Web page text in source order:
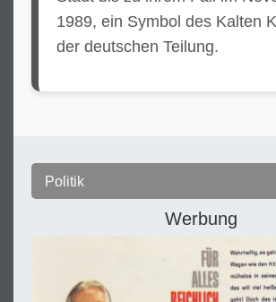
1989, ein Symbol des Kalten
der deutschen Teilung.
Politik
Werbung